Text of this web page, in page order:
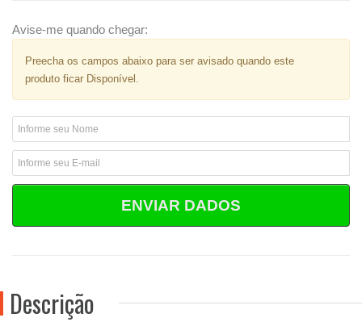
Avise-me quando chegar:
Preecha os campos abaixo para ser avisado quando este
produto ficar Disponível.
ENVIAR DADOS
Descrição